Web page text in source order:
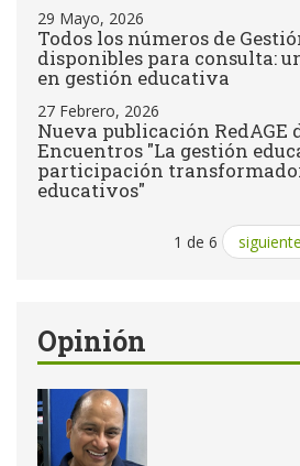
29 Mayo, 2026
Todos los números de
disponibles para consulta:
en gestión educativa
27 Febrero, 2026
Nueva publicación RedAGE
Encuentros "La gestión
participación
educativos"
1 de 6
Opinión